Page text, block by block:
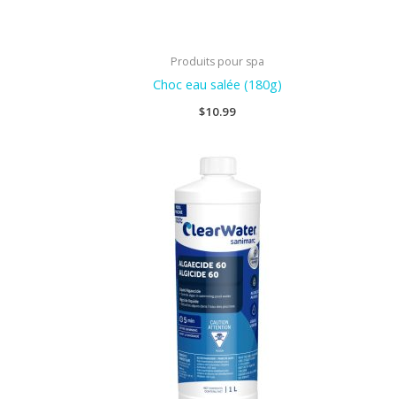
Produits pour spa
Choc eau salée (180g)
$10.99